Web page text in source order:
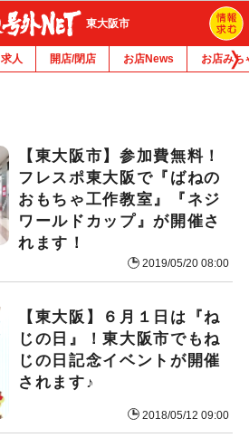
東大阪市
求人 開店/閉店 お店News お店みち
【東大阪市】参加費無料！
フレスポ東大阪で『ばねの
おもちゃ工作教室』『ネジ
ワールドカップ』が開催さ
れます！
2019/05/20 08:00
【東大阪】６月１日は『ね
じの日』！東大阪市でもね
じの日記念イベントが開催
されます♪
2018/05/12 09:00